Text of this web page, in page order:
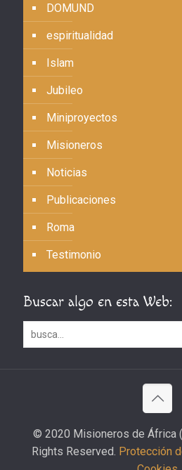
DOMUND
espiritualidad
Islam
Jubileo
Miniproyectos
Misioneros
Noticias
Publicaciones
Roma
Testimonio
Buscar algo en esta Web:
© 2020 Misioneros de África
Rights Reserved. Protección